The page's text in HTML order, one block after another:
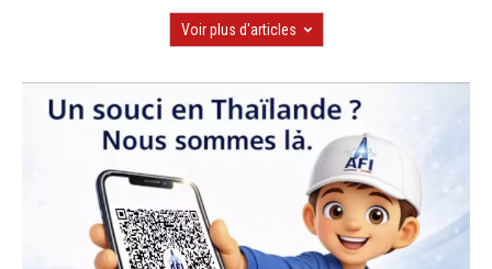
Voir plus d'articles